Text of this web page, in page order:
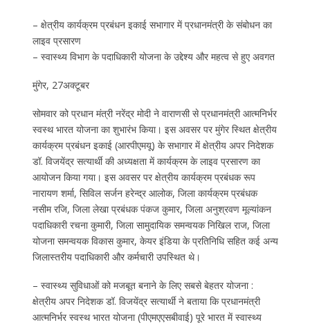
– क्षेत्रीय कार्यक्रम प्रबंधन इकाई सभागार में प्रधानमंत्री के संबोधन का
लाइव प्रसारण
– स्वास्थ्य विभाग के पदाधिकारी योजना के उद्देश्य और महत्व से हुए अवगत
मुंगेर, 27अक्टूबर
सोमवार को प्रधान मंत्री नरेंद्र मोदी ने वाराणसी से प्रधानमंत्री आत्मनिर्भर
स्वस्थ भारत योजना का शुभारंभ किया। इस अवसर पर मुंगेर स्थित क्षेत्रीय
कार्यक्रम प्रबंधन इकाई (आरपीएमयू) के सभागार में क्षेत्रीय अपर निदेशक
डॉ. विजयेंद्र सत्यार्थी की अध्यक्षता में कार्यक्रम के लाइव प्रसारण का
आयोजन किया गया। इस अवसर पर क्षेत्रीय कार्यक्रम प्रबंधक रूप
नारायण शर्मा, सिविल सर्जन हरेन्द्र आलोक, जिला कार्यक्रम प्रबंधक
नसीम रजि, जिला लेखा प्रबंधक पंकज कुमार, जिला अनुश्रवण मूल्यांकन
पदाधिकारी रचना कुमारी, जिला सामुदायिक समन्वयक निखिल राज, जिला
योजना समन्वयक विकास कुमार, केयर इंडिया के प्रतिनिधि सहित कई अन्य
जिलास्तरीय पदाधिकारी और कर्मचारी उपस्थित थे।
– स्वास्थ्य सुविधाओं को मजबूत बनाने के लिए सबसे बेहतर योजना :
क्षेत्रीय अपर निदेशक डॉ. विजयेंद्र सत्यार्थी ने बताया कि प्रधानमंत्री
आत्मनिर्भर स्वस्थ भारत योजना (पीएमएएसबीवाई) पूरे भारत में स्वास्थ्य